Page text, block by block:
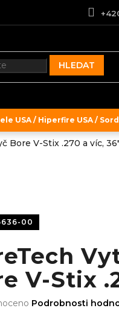
USA / Hiperfire USA /
HLEDAT
Bore V-Stix .270 a víc, 36"
V-Stix
00
Podrobnosti